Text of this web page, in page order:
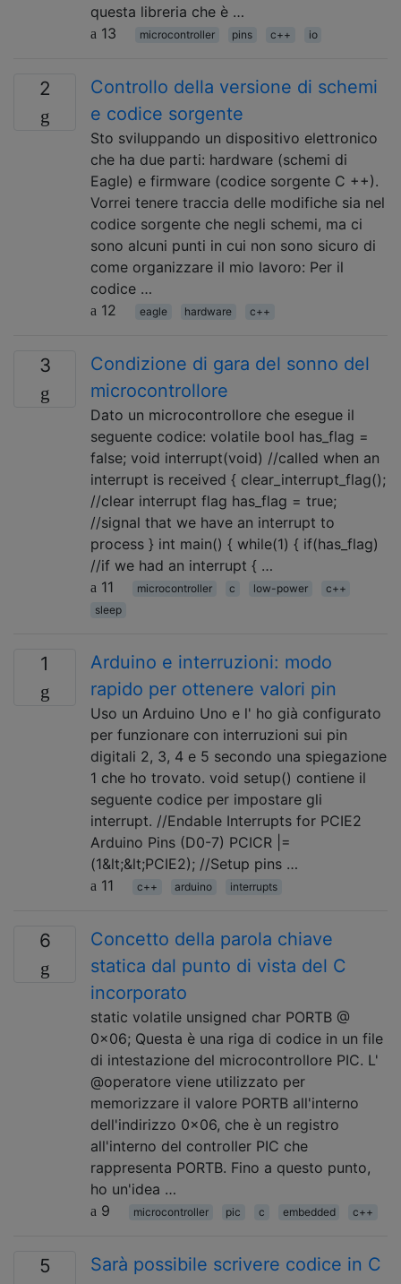
questa libreria che è …
13
microcontroller pins c++ io
2
Controllo della versione di schemi
e codice sorgente
Sto sviluppando un dispositivo elettronico
che ha due parti: hardware (schemi di
Eagle) e firmware (codice sorgente C ++).
Vorrei tenere traccia delle modifiche sia nel
codice sorgente che negli schemi, ma ci
sono alcuni punti in cui non sono sicuro di
come organizzare il mio lavoro: Per il
codice …
12
eagle hardware c++
3
Condizione di gara del sonno del
microcontrollore
Dato un microcontrollore che esegue il
seguente codice: volatile bool has_flag =
false; void interrupt(void) //called when an
interrupt is received { clear_interrupt_flag();
//clear interrupt flag has_flag = true;
//signal that we have an interrupt to
process } int main() { while(1) { if(has_flag)
//if we had an interrupt { …
11
microcontroller c low-power
c++
sleep
1
Arduino e interruzioni: modo
rapido per ottenere valori pin
Uso un Arduino Uno e l' ho già configurato
per funzionare con interruzioni sui pin
digitali 2, 3, 4 e 5 secondo una spiegazione
1 che ho trovato. void setup() contiene il
seguente codice per impostare gli
interrupt. //Endable Interrupts for PCIE2
Arduino Pins (D0-7) PCICR |=
(1&lt;&lt;PCIE2); //Setup pins …
11
c++ arduino interrupts
6
Concetto della parola chiave
statica dal punto di vista del C
incorporato
static volatile unsigned char PORTB @
0x06; Questa è una riga di codice in un file
di intestazione del microcontrollore PIC. L'
@operatore viene utilizzato per
memorizzare il valore PORTB all'interno
dell'indirizzo 0x06, che è un registro
all'interno del controller PIC che
rappresenta PORTB. Fino a questo punto,
ho un'idea …
9
microcontroller pic c embedded c++
5
Sarà possibile scrivere codice in C